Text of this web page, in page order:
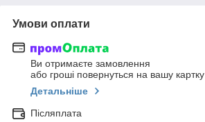
Умови оплати
Ви отримаєте замовлення
або гроші повернуться на вашу картку
Детальніше
Післяплата